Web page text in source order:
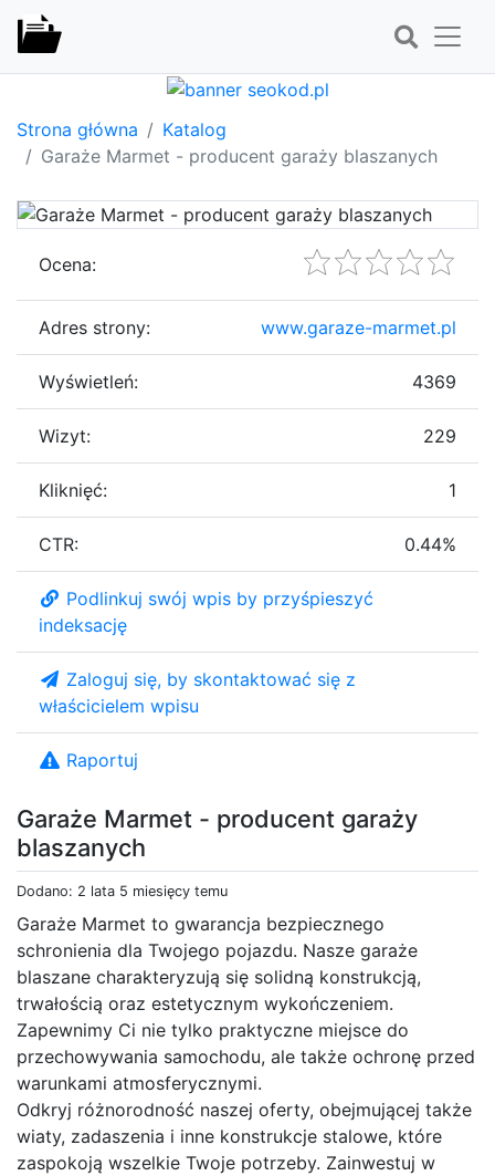
Strona główna
Katalog
Garaże Marmet - producent garaży blaszanych
Garaże Marmet - producent garaży
blaszanych
Dodano: 2 lata 5 miesięcy temu
Garaże Marmet to gwarancja bezpiecznego
schronienia dla Twojego pojazdu. Nasze garaże
blaszane charakteryzują się solidną konstrukcją,
trwałością oraz estetycznym wykończeniem.
Zapewnimy Ci nie tylko praktyczne miejsce do
przechowywania samochodu, ale także ochronę przed
warunkami atmosferycznymi.
Odkryj różnorodność naszej oferty, obejmującej także
wiaty, zadaszenia i inne konstrukcje stalowe, które
zaspokoją wszelkie Twoje potrzeby. Zainwestuj w
Ocena:
Adres strony: www.garaze-marmet.pl
Wyświetleń: 4369
Wizyt: 229
Kliknięć: 1
CTR: 0.44%
Podlinkuj swój wpis by przyśpieszyć
indeksację
Zaloguj się, by skontaktować się z
właścicielem wpisu
Raportuj